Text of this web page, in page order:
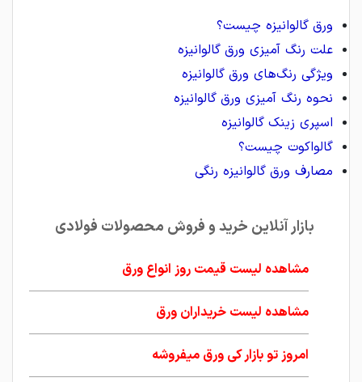
ورق گالوانیزه چیست؟
علت رنگ آمیزی ورق گالوانیزه
ویژگی رنگ‌های ورق گالوانیزه
نحوه رنگ آمیزی ورق گالوانیزه
اسپری زینک گالوانیزه
گالواکوت چیست؟
مصارف ورق گالوانیزه رنگی
بازار آنلاین خرید و فروش محصولات فولادی
مشاهده لیست قیمت روز انواع ورق
مشاهده لیست خریداران ورق
امروز تو بازار کی ورق میفروشه